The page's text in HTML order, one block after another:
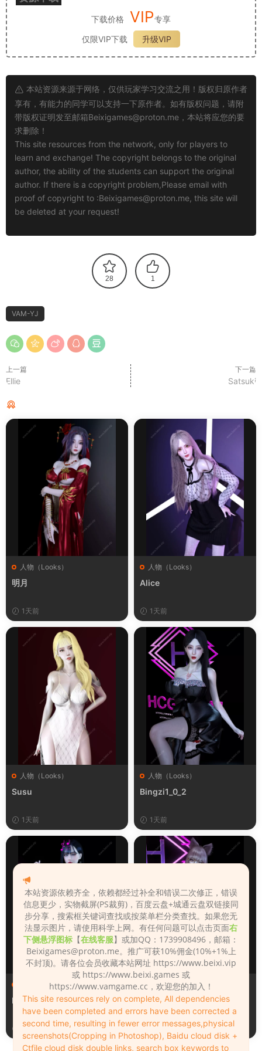
下载价格 VIP专享
仅限VIP下载
升级VIP
本站资源来源于网络，仅供玩家学习交流之用！版权归原作者
享有，有能力的同学可以支持一下原作者。如有版权问题，请附
带版权证明发至邮箱Beixigames@proton.me ，本站将应您的要
求删除！
This site resources from the network, only for players to
learn and exchange! The copyright belongs to the original
author, the ability of the students can support the original
author. If there is a copyright problem,Please email with
proof of copyright to :Beixigames@proton.me, this site will
be deleted at your request!
28 1
VAM-YJ
上一篇
Ellie
下一篇
Satsuki
人物（Looks）
明月
1天前
人物（Looks）
Alice
1天前
人物（Looks）
Susu
1天前
人物（Looks）
Bingzi1_0_2
1天前
人物（Looks）
Monica_2_2_2
1天前
人物（Looks）
Lizhen2025
2天前
本站资源依赖齐全，依赖都经过补全和错误二次修正，错误
信息更少，实物截屏(PS裁剪)，百度云盘+城通云盘双链接同
步分享，搜索框关键词查找或按菜单栏分类查找。如果您无
法显示图片，请使用科学上网。有任何问题可以点击页面右
下侧悬浮图标 【在线客服】或加QQ：1739908496，邮箱：
Beixigames@proton.me。推广可获10%佣金(10%+1%上
不封顶)。请各位会员收藏本站网址 https://www.beixi.vip
或 https://www.beixi.games 或
https://www.vamgame.cc，欢迎您的加入！
This site resources rely on complete, All dependencies
have been completed and errors have been corrected a
second time, resulting in fewer error messages,physical
screenshots(Cropping in Photoshop), Baidu cloud disk +
Ctfile cloud disk double links, search box keywords to